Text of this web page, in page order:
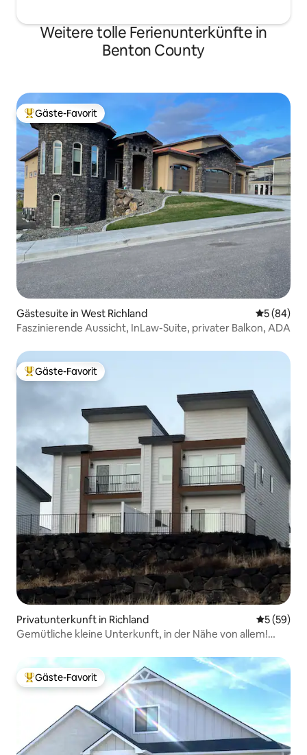
Weitere tolle Ferienunterkünfte in
Benton County
Beliebter Gäste-Favorit.
Gäste-Favorit
Gästesuite in West Richland
5 (84)
Faszinierende Aussicht, InLaw-Suite, privater Balkon, ADA
Beliebter Gäste-Favorit.
Gäste-Favorit
Privatunterkunft in Richland
5 (59)
Gemütliche kleine Unterkunft, in der Nähe von allem!
Beliebter Gäste-Favorit.
Gäste-Favorit